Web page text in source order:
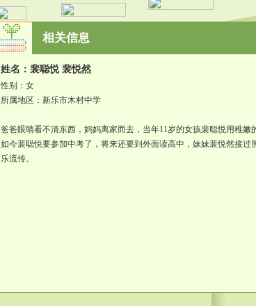
相关信息
姓名：裴聪悦 裴悦然
性别：女
所属地区：新乐市木村中学
爸爸眼睛看不清东西，妈妈离家而去，当年11岁的女孩裴聪悦用稚嫩
如今裴聪悦要参加中考了，将来还要到外面读高中，妹妹裴悦然接
乐流传。